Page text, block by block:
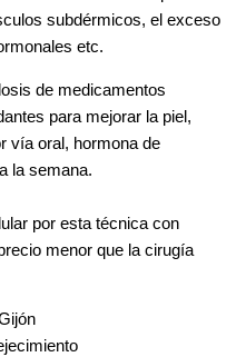
subdérmicos, el exceso
etc.
de medicamentos
para mejorar la piel,
vía oral, hormona de
la semana.
por esta técnica con
menor que la cirugía